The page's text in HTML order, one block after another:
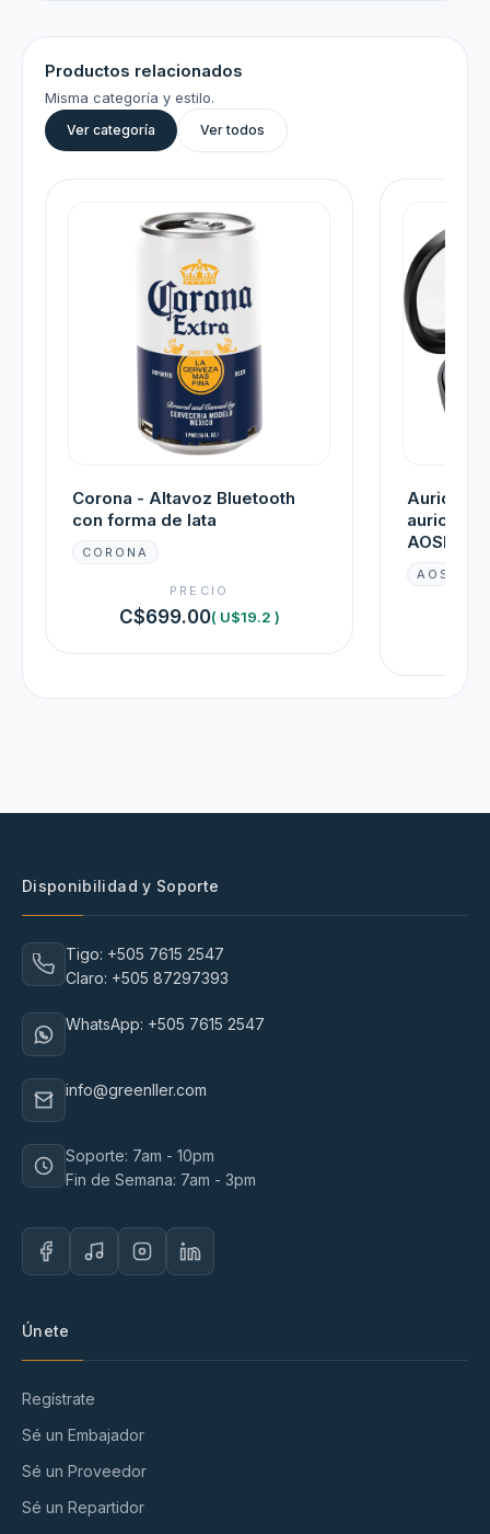
Productos relacionados
Misma categoría y estilo.
Ver categoría Ver todos
Corona - Altavoz Bluetooth
con forma de lata
CORONA
PRECIO
C$699.00( U$19.2 )
AOSRAU
AOSRAU
Disponibilidad y Soporte
Tigo: +505 7615 2547
Claro: +505 87297393
WhatsApp: +505 7615 2547
info@greenller.com
Soporte: 7am - 10pm
Fin de Semana: 7am - 3pm
Únete
Regístrate
Sé un Embajador
Sé un Proveedor
Sé un Repartidor